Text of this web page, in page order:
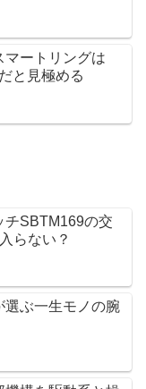
マートリングは
と見極める
チSBTM169の交
らない？
選ぶ一生モノの腕